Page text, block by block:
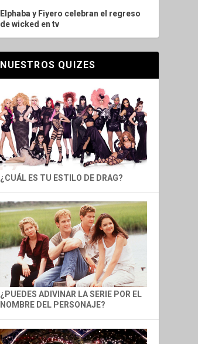
Elphaba y Fiyero celebran el regreso
de wicked en tv
NUESTROS QUIZES
¿CUÁL ES TU ESTILO DE DRAG?
¿PUEDES ADIVINAR LA SERIE POR EL
NOMBRE DEL PERSONAJE?